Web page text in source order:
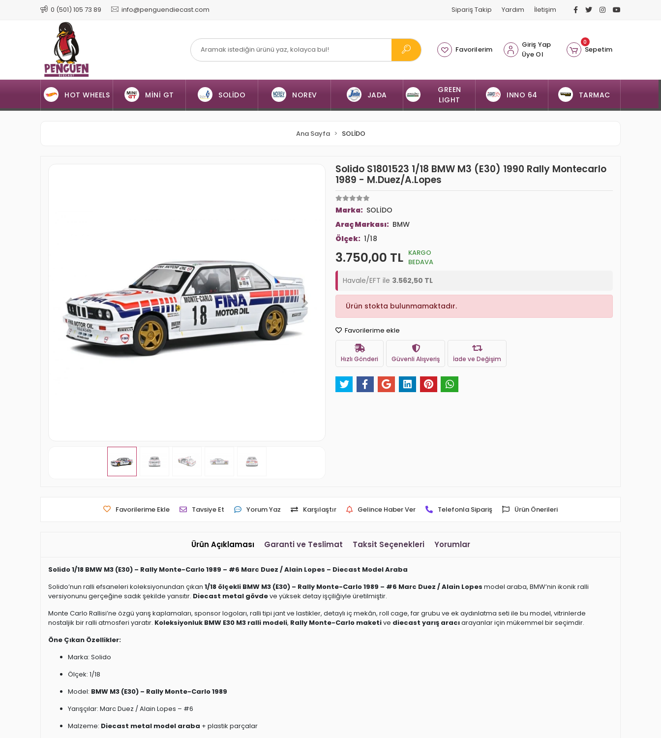
0 (501) 105 73 89 info@penguendiecast.com Sipariş Takip Yardım İletişim
Favorilerim
Giriş Yap
Üye Ol
0
Sepetim
HOT WHEELS MİNİ GT SOLİDO NOREV JADA
GREEN
LIGHT
INNO 64 TARMAC
Ana Sayfa SOLİDO
Solido S1801523 1/18 BMW M3 (E30) 1990 Rally Montecarlo
1989 - M.Duez/A.Lopes
Marka: SOLİDO
Araç Markası: BMW
Ölçek: 1/18
3.750,00 TL KARGO
BEDAVA
Havale/EFT ile 3.562,50 TL
Ürün stokta bulunmamaktadır.
Favorilerime ekle
Hızlı Gönderi Güvenli Alışveriş İade ve Değişim
Favorilerime Ekle Tavsiye Et Yorum Yaz Karşılaştır Gelince Haber Ver Telefonla Sipariş Ürün Önerileri
Ürün Açıklaması Garanti ve Teslimat Taksit Seçenekleri Yorumlar
Solido 1/18 BMW M3 (E30) – Rally Monte-Carlo 1989 – #6 Marc Duez / Alain Lopes – Diecast Model Araba
Solido’nun ralli efsaneleri koleksiyonundan çıkan 1/18 ölçekli BMW M3 (E30) – Rally Monte-Carlo 1989 – #6 Marc Duez / Alain Lopes model araba, BMW’nin ikonik ralli
versiyonunu gerçeğine sadık şekilde yansıtır. Diecast metal gövdeve yüksek detay işçiliğiyle üretilmiştir.
Monte Carlo Rallisi’ne özgü yarış kaplamaları, sponsor logoları, ralli tipi jant ve lastikler, detaylı iç mekân, roll cage, far grubu ve ek aydınlatma seti ile bu model, vitrinlerde
nostaljik bir ralli atmosferi yaratır. Koleksiyonluk BMW E30 M3 ralli modeli, Rally Monte-Carlo maketive diecast yarış aracıarayanlar için mükemmel bir seçimdir.
Öne Çıkan Özellikler:
Marka: Solido
Ölçek: 1/18
Model: BMW M3 (E30) – Rally Monte-Carlo 1989
Yarışçılar: Marc Duez / Alain Lopes – #6
Malzeme: Diecast metal model araba + plastik parçalar